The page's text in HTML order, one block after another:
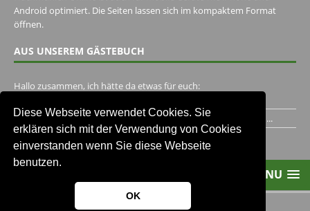
Diese Webseite verwendet Cookies. Sie
erklären sich mit der Verwendung von Cookies
einverstanden wenn Sie diese Webseite
benutzen.
OK
Android optimiert. Die Seiten lassen sich im kompaktem Format
öffnen.
AUS UNSEREM GÄSTEBUCH
Hallo zusammen, ich hätte da etwas für euch:
Ich habe ein Jahr im Gasthaus Hugo Pape verbracht..Habe ihn...
Unser Gästebuch besuchen
MENU